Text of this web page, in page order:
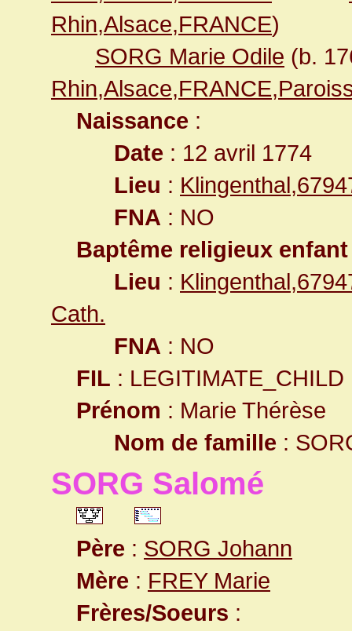
Rhin,Alsace,FRANCE)
SORG Marie Odile (b.
Naissance :
Date : 12 avril 1774
Lieu :
FNA : NO
Baptême religieux enfant
Lieu :
Cath.
FNA : NO
FIL : LEGITIMATE_CHILD
Prénom : Marie Thérèse
Nom de famille :
SORG Salomé
Père : SORG Johann
Mère : FREY Marie
Frères/Soeurs :